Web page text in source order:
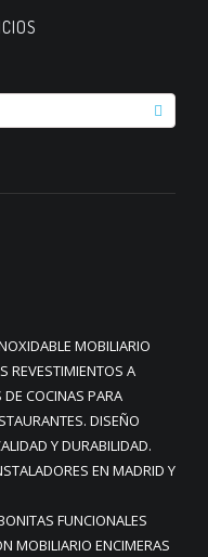
MOBILIARIO
REVESTIMIENTOS A
COCINAS PARA
DISEÑO
Y DURABILIDAD.
EN MADRID Y
FUNCIONALES
MOBILIARIO ENCIMERAS